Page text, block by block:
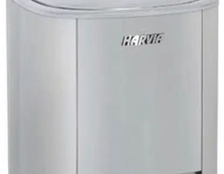
Etu ei koske Suuri‑lisäpalvelulla toimitettavia tuotteita.